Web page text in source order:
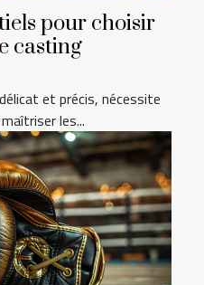
pour choisir
casting
et précis, nécessite
les...